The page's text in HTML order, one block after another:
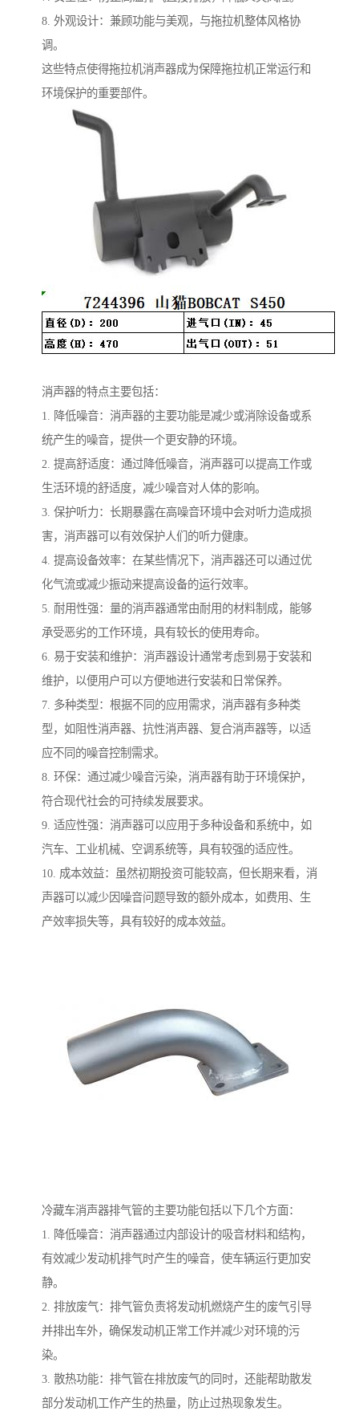
8. 外观设计：兼顾功能与美观，与拖拉机整体风格协
调。
这些特点使得拖拉机消声器成为保障拖拉机正常运行和
环境保护的重要部件。
消声器的特点主要包括：
1. 降低噪音：消声器的主要功能是减少或消除设备或系
统产生的噪音，提供一个更安静的环境。
2. 提高舒适度：通过降低噪音，消声器可以提高工作或
生活环境的舒适度，减少噪音对人体的影响。
3. 保护听力：长期暴露在高噪音环境中会对听力造成损
害，消声器可以有效保护人们的听力健康。
4. 提高设备效率：在某些情况下，消声器还可以通过优
化气流或减少振动来提高设备的运行效率。
5. 耐用性强：量的消声器通常由耐用的材料制成，能够
承受恶劣的工作环境，具有较长的使用寿命。
6. 易于安装和维护：消声器设计通常考虑到易于安装和
维护，以便用户可以方便地进行安装和日常保养。
7. 多种类型：根据不同的应用需求，消声器有多种类
型，如阻性消声器、抗性消声器、复合消声器等，以适
应不同的噪音控制需求。
8. 环保：通过减少噪音污染，消声器有助于环境保护，
符合现代社会的可持续发展要求。
9. 适应性强：消声器可以应用于多种设备和系统中，如
汽车、工业机械、空调系统等，具有较强的适应性。
10. 成本效益：虽然初期投资可能较高，但长期来看，消
声器可以减少因噪音问题导致的额外成本，如费用、生
产效率损失等，具有较好的成本效益。
冷藏车消声器排气管的主要功能包括以下几个方面：
1. 降低噪音：消声器通过内部设计的吸音材料和结构，
有效减少发动机排气时产生的噪音，使车辆运行更加安
静。
2. 排放废气：排气管负责将发动机燃烧产生的废气引导
并排出车外，确保发动机正常工作并减少对环境的污
染。
3. 散热功能：排气管在排放废气的同时，还能帮助散发
部分发动机工作产生的热量，防止过热现象发生。